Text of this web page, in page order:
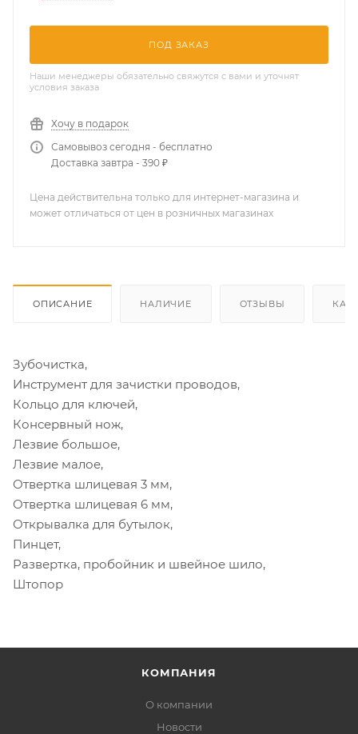
ПОД ЗАКАЗ
Наши менеджеры обязательно свяжутся с вами и уточнят
условия заказа
Хочу в подарок
Самовывоз сегодня - бесплатно
Доставка завтра - 390 ₽
Цена действительна только для интернет-магазина и
может отличаться от цен в розничных магазинах
ОПИСАНИЕ НАЛИЧИЕ ОТЗЫВЫ КАК
Зубочистка,
Инструмент для зачистки проводов,
Кольцо для ключей,
Консервный нож,
Лезвие большое,
Лезвие малое,
Отвертка шлицевая 3 мм,
Отвертка шлицевая 6 мм,
Открывалка для бутылок,
Пинцет,
Развертка, пробойник и швейное шило,
Штопор
КОМПАНИЯ
О компании
Новости